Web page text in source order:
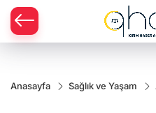
Anasayfa Sağlık ve Yaşam